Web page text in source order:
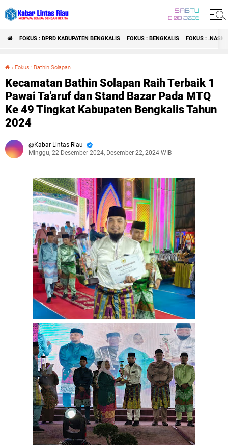
SABTU
8 08 2026
FOKUS : DPRD KABUPATEN BENGKALIS FOKUS : BENGKALIS FOKUS :
› Fokus : Bathin Solapan
Kecamatan Bathin Solapan Raih Terbaik 1
Pawai Ta'aruf dan Stand Bazar Pada MTQ
Ke 49 Tingkat Kabupaten Bengkalis Tahun
2024
Kabar Lintas Riau
Minggu, 22 Desember 2024, Desember 22, 2024 WIB